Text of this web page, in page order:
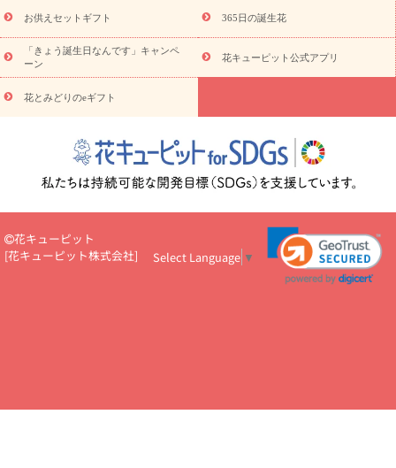
種類
バラ ユリ トルコキキョウ 予算から探す
お祝い・3000円～ お祝い・4000円～ お祝い・5000円～
お
祝い・7000円～ お祝い・10000円～ お供え・お悔やみ
え・お悔やみ・3000円～ お供え・お悔やみ・5000円～
お供
え・お悔やみ・7000円～
365日の誕生花カレンダー
いのマナー
定年退職祝いのマナー
お祝いを贈るときのマナー・
花キューピットのお祝いコラム一覧
誕生日のお花を「色
彩心理学」で選ぶ方法
結婚祝いの予算相場
出産祝いお役立ち情
報
転職祝いのマナー基礎知識
ペットのお祝いワンポイントアド
お見舞いのマナーとル
ール
新築引っ越し祝いコラム お祝い花のマナー総まとめ
職
場上司や先輩へ贈るお祝い花の正解は？
開店祝いの花 選び方ガイ
あり)
花キューピット×専門家
CO2排出量削減 / SDGsを考える
お供えセットギフト 365日の誕生花
「きょう誕生日なんです」キャンペ
ーン
花キューピット公式アプリ
花とみどりのeギフト
花キューピット
[花キューピット株式会社] Select Language ▼